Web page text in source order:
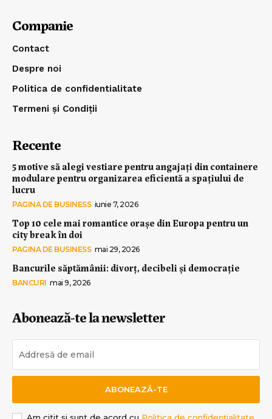
Companie
Contact
Despre noi
Politica de confidentialitate
Termeni și Condiții
Recente
5 motive să alegi vestiare pentru angajați din containere
modulare pentru organizarea eficientă a spațiului de
lucru
PAGINA DE BUSINESS iunie 7, 2026
Top 10 cele mai romantice orașe din Europa pentru un
city break în doi
PAGINA DE BUSINESS mai 29, 2026
Bancurile săptămânii: divorț, decibeli și democrație
BANCURI mai 9, 2026
Abonează-te la newsletter
ABONEAZĂ-TE
Am citit și sunt de acord cu Politica de confidențialitate